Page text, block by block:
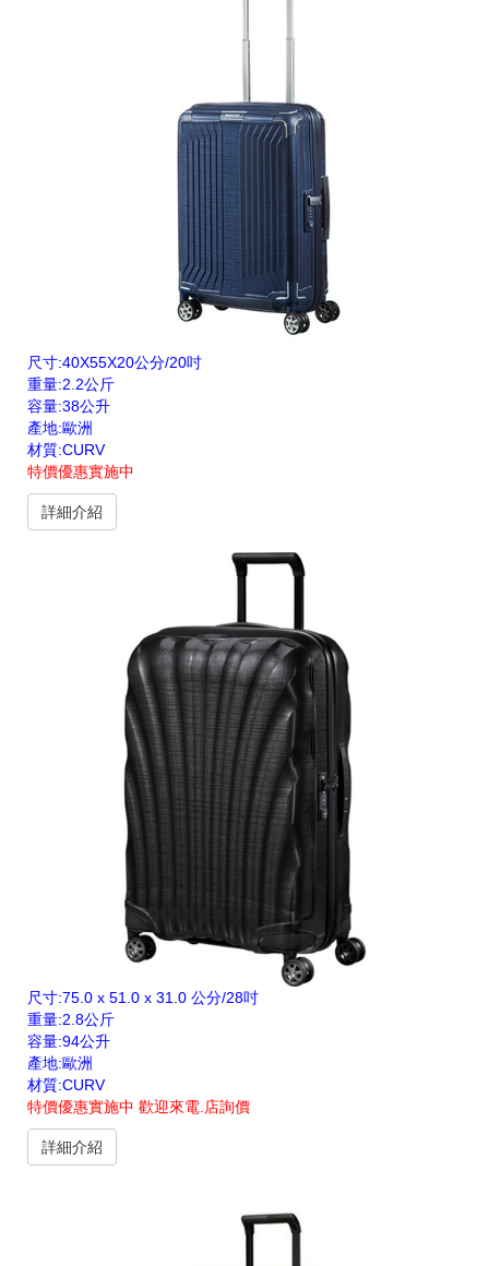
尺寸:40X55X20公分/20吋
重量:2.2公斤
容量:38公升
產地:歐洲
材質:CURV
特價優惠實施中
詳細介紹
尺寸:75.0 x 51.0 x 31.0 公分/28吋
重量:2.8公斤
容量:94公升
產地:歐洲
材質:CURV
特價優惠實施中 歡迎來電.店詢價
詳細介紹